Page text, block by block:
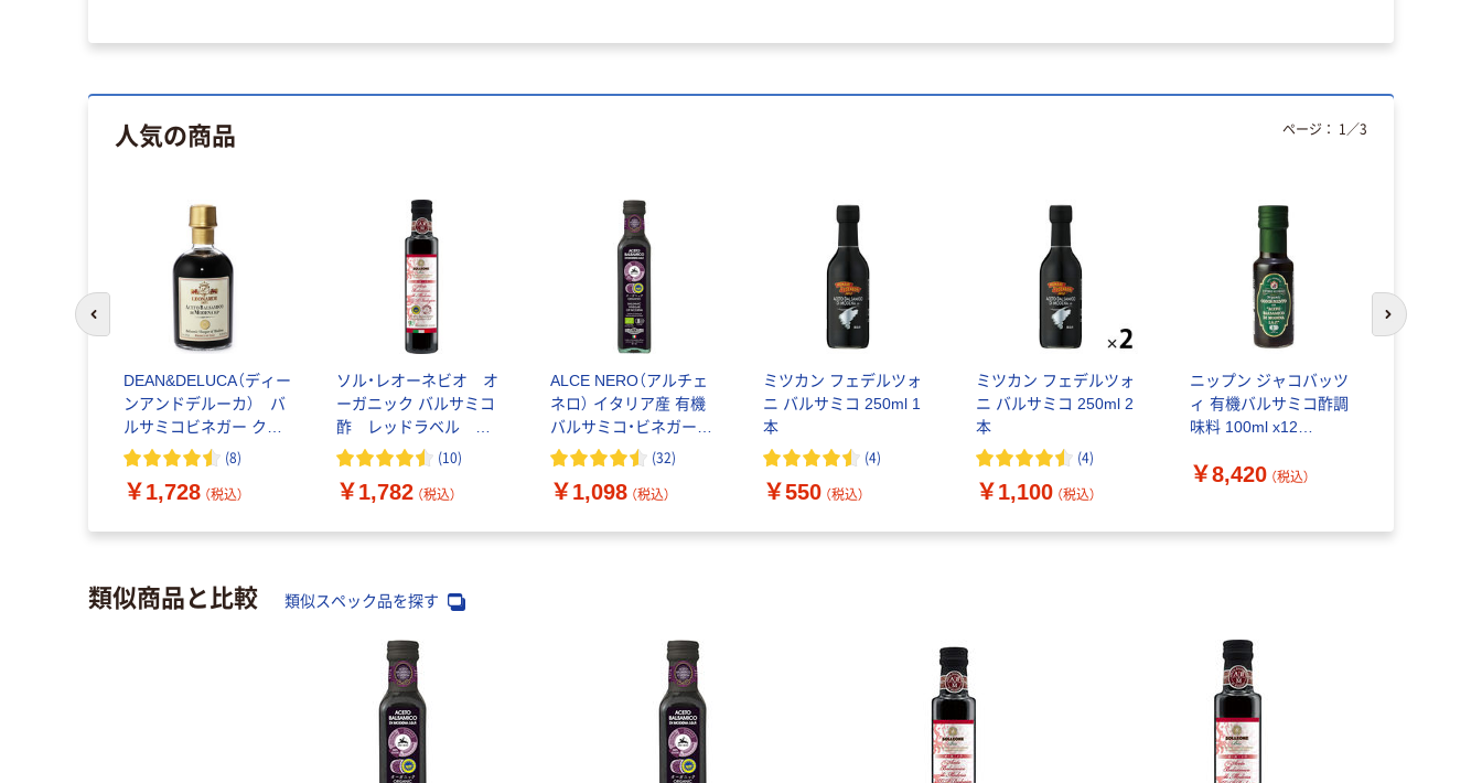
人気の商品
DEAN&DELUCA（ディー
ンアンドデルーカ） バ
ルサミコビネガー クラ
シコ 1本（250ml）
(8)
￥1,728 （税込）
ソル・レオーネビオ オ
ーガニック バルサミコ
酢 レッドラベル
250ml １本 日欧商事
(10)
￥1,782 （税込）
ALCE NERO（アルチェ
ネロ） イタリア産 有機
バルサミコ・ビネガー
250ml 1本
(32)
￥1,098 （税込）
ミツカン フェデルツォ
ニ バルサミコ 250ml 1
本
(4)
￥550 （税込）
ミツカン フェデルツォ
ニ バルサミコ 250ml 2
本
(4)
￥1,100 （税込）
ニップン ジャコバッツ
ィ 有機バルサミコ酢調
味料 100ml x12
ト(12個)（直送品）
￥8,420 （税込）
ページ： 1／3
前のスライドへ 次のスライド
類似商品と比較 類似スペック品を探す